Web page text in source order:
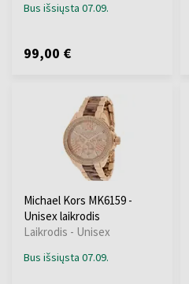
Bus išsiųsta 07.09.
99,00 €
Michael Kors MK6159 -
Unisex laikrodis
Laikrodis - Unisex
Bus išsiųsta 07.09.